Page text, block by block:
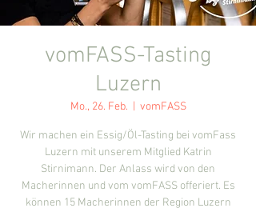
vomFASS-Tasting
Luzern
Mo., 26. Feb. vomFASS
Wir machen ein Essig/Öl-Tasting bei vomFass
Luzern mit unserem Mitglied Katrin
Stirnimann. Der Anlass wird von den
Macherinnen und vom vomFASS offeriert. Es
können 15 Macherinnen der Region Luzern